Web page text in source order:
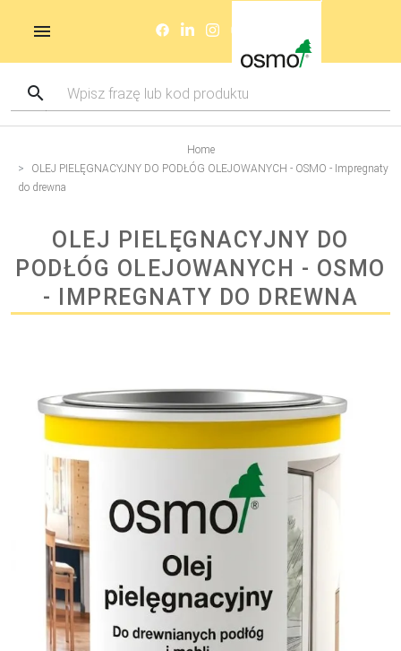
Home
OLEJ PIELĘGNACYJNY DO PODŁÓG OLEJOWANYCH - OSMO - Impregnaty
do drewna
OLEJ PIELĘGNACYJNY DO
PODŁÓG OLEJOWANYCH - OSMO
- IMPREGNATY DO DREWNA